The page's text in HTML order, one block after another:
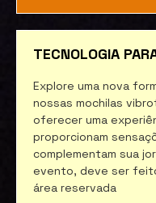
TECNOLOGIA
Explore uma nova
nossas mochilas
oferecer uma
proporcionam
complementam sua
evento, deve ser
área reservada